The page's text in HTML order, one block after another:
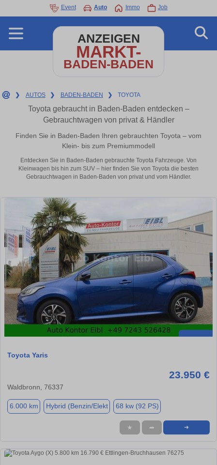
Event Auto Immo Job
ANZEIGEN
MARKT-
BADEN-BADEN
❯ AUTOS ❯ BADEN-BADEN ❯ TOYOTA
Toyota gebraucht in Baden-Baden entdecken –
Gebrauchtwagen von privat & Händler
Finden Sie in Baden-Baden Ihren gebrauchten Toyota – vom
Klein- bis zum Premiummodell
Entdecken Sie in Baden-Baden gebrauchte Toyota Fahrzeuge. Von
Kleinwagen bis hin zum SUV – hier finden Sie von Toyota die besten
Gebrauchtwagen in Baden-Baden von privat und vom Händler.
Toyota Yaris
23.950 €
Waldbronn, 76337
6.000 km Hybrid (Benzin/Elekt 68 kw (92 PS)
★ ➦ ➜